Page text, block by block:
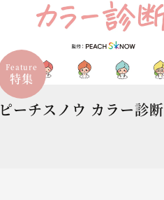
Feature
特集
ピーチスノウ カラー診断